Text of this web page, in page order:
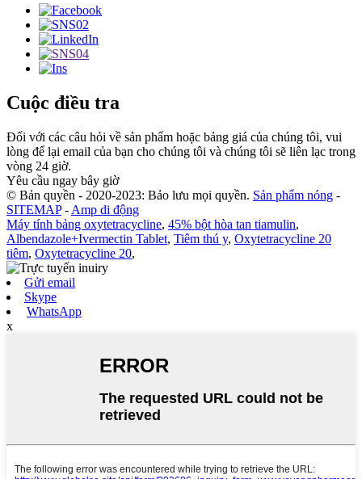
Cuộc điều tra
Đối với các câu hỏi về sản phẩm hoặc bảng giá của chúng tôi, vui
lòng để lại email của bạn cho chúng tôi và chúng tôi sẽ liên lạc trong
vòng 24 giờ.
Yêu cầu ngay bây giờ
© Bản quyền - 2020-2023: Bảo lưu mọi quyền. Sản phẩm nóng -
SITEMAP- Amp di động
Máy tính bảng oxytetracycline, 45% bột hòa tan tiamulin,
Albendazole+Ivermectin Tablet, Tiêm thú y, Oxytetracycline 20
tiêm, Oxytetracycline 20,
Gửi email
Skype
WhatsApp
x